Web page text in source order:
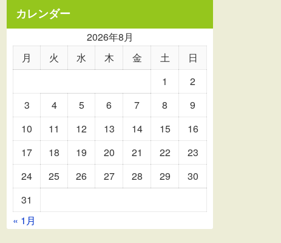
カレンダー
2026年8月
月
火 水 木 金 土
日
1
2
3
4 5 6 7 8
9
10
11 12 13 14 15
16
17
18 19 20 21 22
23
24
25 26 27 28 29
30
31
« 1月